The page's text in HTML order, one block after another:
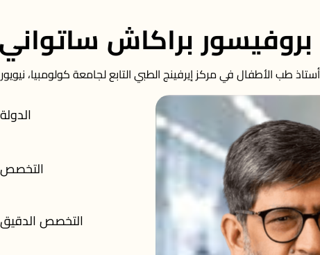
بروفيسور براكاش
أستاذ طب الأطفال في مركز إيرفينج الطبي التابع لجامعة كولومبيا،
الدولة
التخصص
التخصص الدقيق